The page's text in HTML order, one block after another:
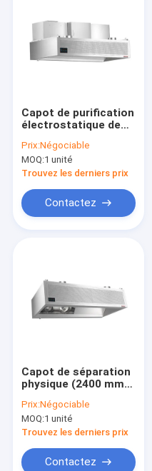
Capot de purification
électrostatique de
(avec ventilateur de
2000 mm de
longueur)
Prix:Négociable
MOQ:1 unité
Trouvez les derniers prix
Contactez
Capot de séparation
physique (2400 mm
Prix:Négociable
MOQ:1 unité
Trouvez les derniers prix
Contactez